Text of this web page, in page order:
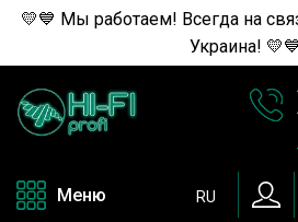
💛💙 Мы работаем! Всегда на
Украина! 💛💙
Меню RU